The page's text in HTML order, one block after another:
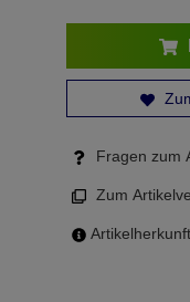
Fragen zum
Zum
Artikelherkunft